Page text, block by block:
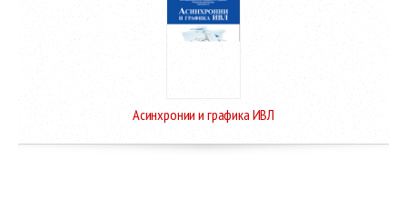
Асинхронии и графика ИВЛ